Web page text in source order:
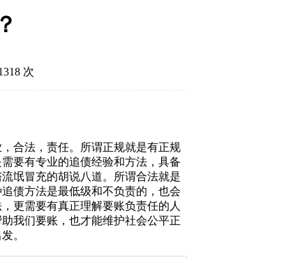
次
合法，责任。所谓正规就是有正规
要有专业的追债经验和方法，具备
氓冒充的胡说八道。所谓合法就是
债方法是最低级和不负责的，也会
更需要有真正理解要账负责任的人
我们要账，也才能维护社会公平正
。